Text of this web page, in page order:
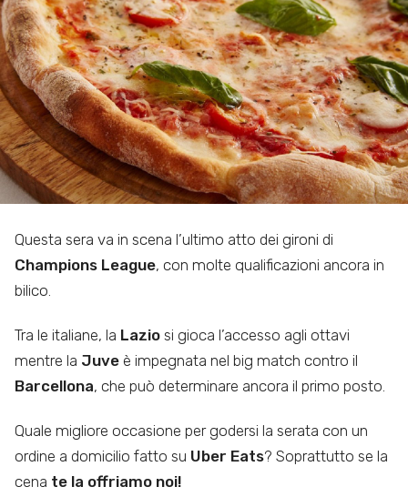
Questa sera va in scena l’ultimo atto dei gironi di
Champions League, con molte qualificazioni ancora in
bilico.
Tra le italiane, la Lazio si gioca l’accesso agli ottavi
mentre la Juve è impegnata nel big match contro il
Barcellona, che può determinare ancora il primo posto.
Quale migliore occasione per godersi la serata con un
ordine a domicilio fatto su Uber Eats? Soprattutto se la
cena te la offriamo noi!